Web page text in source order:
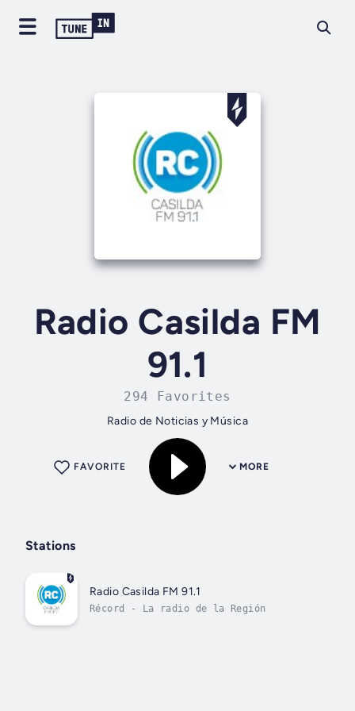
Radio Casilda FM
91.1
294 Favorites
Radio de Noticias y Música
MORE
FAVORITE
Stations
Radio Casilda FM 91.1
Récord - La radio de la Región